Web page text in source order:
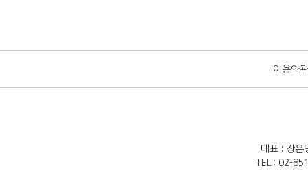
이용약관
대표 : 장은
TEL : 02-